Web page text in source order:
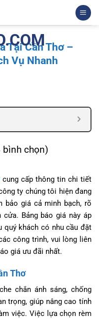
Tại Cần Thơ –
Vụ Nhanh
chọn)
cung cấp thông tin chi tiết
ty chúng tôi hiện đang
bảo giá cả minh bạch, rõ
Bảng báo giá này áp
quý khách có nhu cầu đặt
công trình, vui lòng liên
giá ưu đãi nhất.
Thơ
chắn ánh sáng, chống
trọng, giúp nâng cao tính
việc. Việc lựa chọn rèm